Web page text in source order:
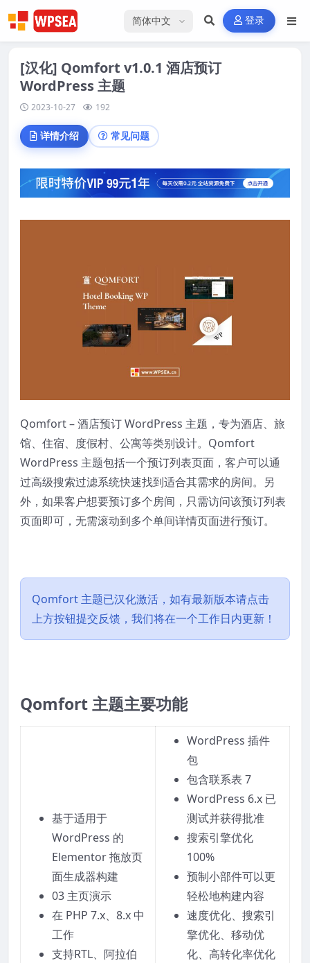
选择语言 登录
[汉化] Qomfort v1.0.1 酒店预订
WordPress 主题
2023-10-27 192
详情介绍 常见问题
Qomfort – 酒店预订 WordPress 主题，专为酒店、旅
馆、住宿、度假村、公寓等类别设计。Qomfort
WordPress 主题包括一个预订列表页面，客户可以通
过高级搜索过滤系统快速找到适合其需求的房间。另
外，如果客户想要预订多个房间，只需访问该预订列表
页面即可，无需滚动到多个单间详情页面进行预订。
Qomfort 主题已汉化激活，如有最新版本请点击
上方按钮提交反馈，我们将在一个工作日内更新！
Qomfort 主题主要功能
基于适用于
WordPress 的
Elementor 拖放页
面生成器构建
03 主页演示
在 PHP 7.x、8.x 中
工作
支持RTL、阿拉伯
WordPress 插件
包
包含联系表 7
WordPress 6.x 已
测试并获得批准
搜索引擎优化
100%
预制小部件可以更
轻松地构建内容
速度优化、搜索引
擎优化、移动优
化、高转化率优化